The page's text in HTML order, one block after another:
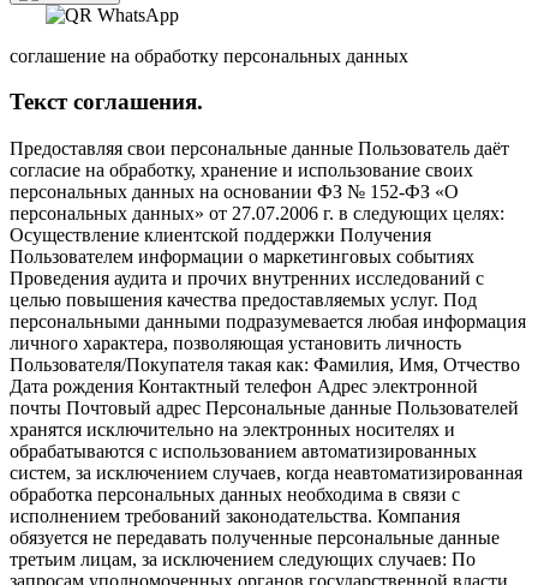
соглашение на обработку персональных данных
Текст соглашения.
Предоставляя свои персональные данные Пользователь даёт
согласие на обработку, хранение и использование своих
персональных данных на основании ФЗ № 152-ФЗ «О
персональных данных» от 27.07.2006 г. в следующих целях:
Осуществление клиентской поддержки Получения
Пользователем информации о маркетинговых событиях
Проведения аудита и прочих внутренних исследований с
целью повышения качества предоставляемых услуг. Под
персональными данными подразумевается любая информация
личного характера, позволяющая установить личность
Пользователя/Покупателя такая как: Фамилия, Имя, Отчество
Дата рождения Контактный телефон Адрес электронной
почты Почтовый адрес Персональные данные Пользователей
хранятся исключительно на электронных носителях и
обрабатываются с использованием автоматизированных
систем, за исключением случаев, когда неавтоматизированная
обработка персональных данных необходима в связи с
исполнением требований законодательства. Компания
обязуется не передавать полученные персональные данные
третьим лицам, за исключением следующих случаев: По
запросам уполномоченных органов государственной власти